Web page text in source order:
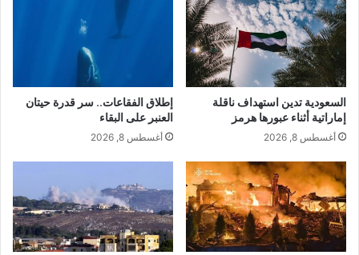
السعودية تدين استهداف ناقلة
إماراتية أثناء عبورها هرمز
أغسطس 8, 2026
إطلاق الفقاعات.. سر قدرة حيتان
العنبر على البقاء
أغسطس 8, 2026